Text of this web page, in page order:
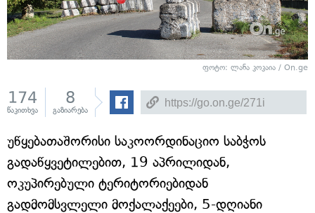
ფოტო: ლანა კოკაია / On.ge
174
წაკითხვა
8
გაზიარება
უწყებათაშორისი საკოორდინაციო საბჭოს
გადაწყვეტილებით, 19 აპრილიდან,
ოკუპირებული ტერიტორიებიდან
გადმომსვლელი მოქალაქეები, 5-დღიანი